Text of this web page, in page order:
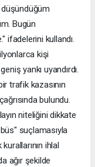
Bugün
ifadelerini kullandı.
kişi
yankı uyandırdı.
trafik kazasının
bulundu.
niteliğini dikkate
suçlamasıyla
ihlal
ağır şekilde